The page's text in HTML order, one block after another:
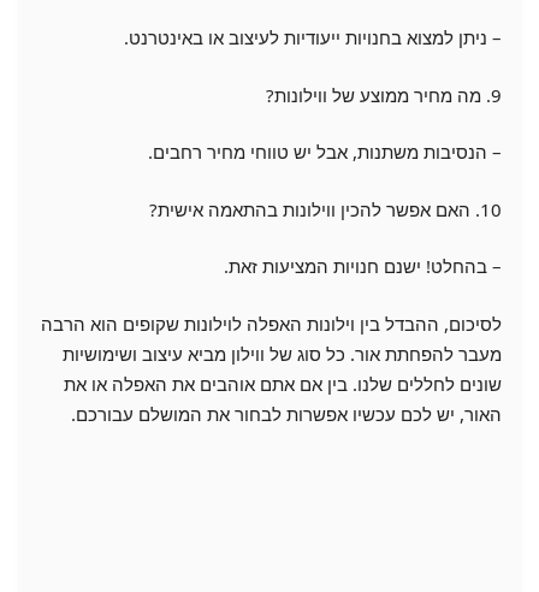
– ניתן למצוא בחנויות ייעודיות לעיצוב או באינטרנט.
9. מה מחיר ממוצע של ווילונות?
– הנסיבות משתנות, אבל יש טווחי מחיר רחבים.
10. האם אפשר להכין ווילונות בהתאמה אישית?
– בהחלט! ישנם חנויות המציעות זאת.
לסיכום, ההבדל בין וילונות האפלה לוילונות שקופים הוא הרבה
מעבר להפחתת אור. כל סוג של ווילון מביא עיצוב ושימושיות
שונים לחללים שלנו. בין אם אתם אוהבים את האפלה או את
האור, יש לכם עכשיו אפשרות לבחור את המושלם עבורכם.